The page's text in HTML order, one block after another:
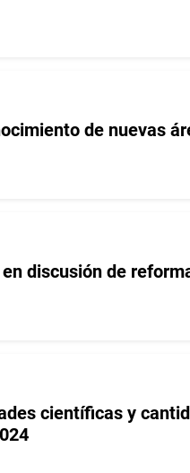
de nuevas
discusión de
científicas y